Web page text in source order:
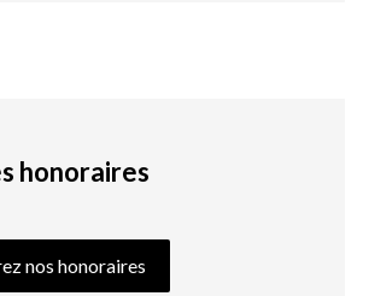
honoraires
nos honoraires